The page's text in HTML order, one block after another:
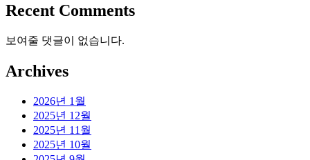
Recent Comments
보여줄 댓글이 없습니다.
Archives
2026년 1월
2025년 12월
2025년 11월
2025년 10월